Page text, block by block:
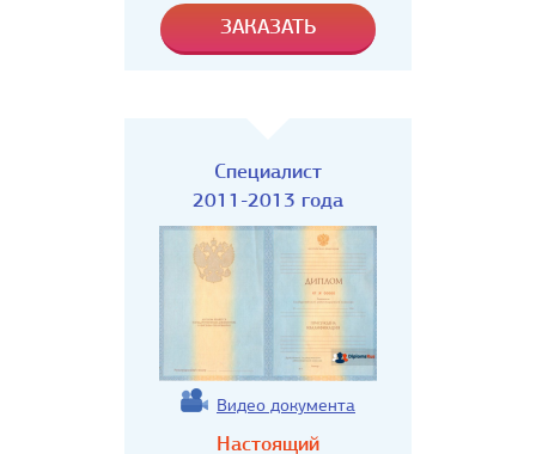
Специалист
2011-2013 года
Видео документа
Настоящий